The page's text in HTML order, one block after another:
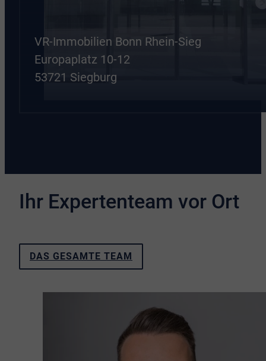
VR-Immobilien Bonn Rhein-Sieg
Europaplatz 10-12
53721 Siegburg
Ihr Expertenteam vor Ort
DAS GESAMTE TEAM